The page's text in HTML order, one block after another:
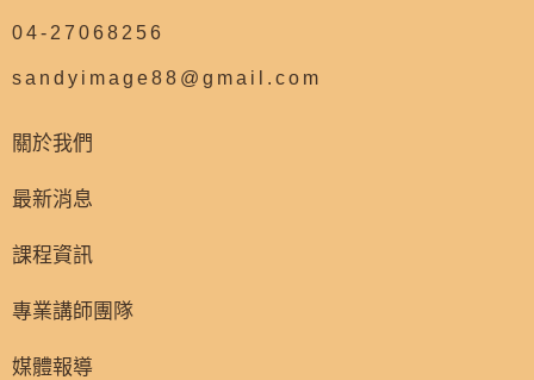
04-27068256
sandyimage88@gmail.com
關於我們
最新消息
課程資訊
專業講師團隊
媒體報導